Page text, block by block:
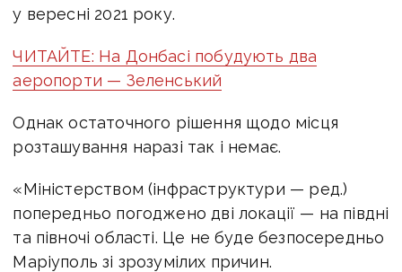
у вересні 2021 року.
ЧИТАЙТЕ: На Донбасі побудують два
аеропорти — Зеленський
Однак остаточного рішення щодо місця
розташування наразі так і немає.
«Міністерством (інфраструктури — ред.)
попередньо погоджено дві локації — на півдні
та півночі області. Це не буде безпосередньо
Маріуполь зі зрозумілих причин.